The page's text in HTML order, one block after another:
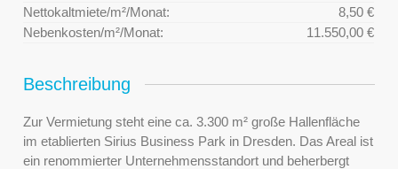
Nettokaltmiete/m²/Monat:
8,50 €
Nebenkosten/m²/Monat:
11.550,00 €
Beschreibung
Zur Vermietung steht eine ca. 3.300 m² große Hallenfläche
im etablierten Sirius Business Park in Dresden. Das Areal ist
ein renommierter Unternehmensstandort und beherbergt